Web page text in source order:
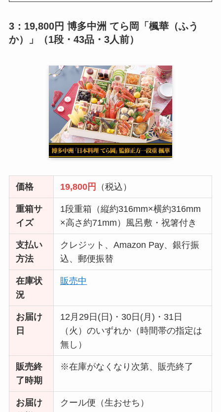
3：19,800円 博多中洲 てら岡「楓華（ふう
か）」（1段・43品・3人前）
価格 19,800円 （税込）
重箱サ
イズ
1段重箱（縦約316mm×横約316mm
×高さ約71mm）風呂敷・祝箸付き
支払い
方法
クレジット、Amazon Pay、銀行振
込、郵便振替
在庫状
況
販売中
お届け
日
12月29日(日)・30日(月)・31日
（火）のいずれか（時間帯の指定は
無し）
販売終
了時期
※在庫がなくなり次第、販売終了
お届け
クール便（生おせち）